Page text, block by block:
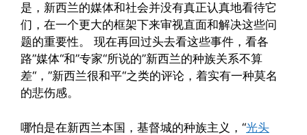
是，新西兰的媒体和社会并没有真正认真地看待它
们，在一个更大的框架下来审视直面和解决这些问
题的重要性。 现在再回过头去看这些事件，看各
路”媒体“和”专家“所说的”新西兰的种族关系不算
差“，”新西兰很和平“之类的评论，着实有一种莫名
的悲伤感。
哪怕是在新西兰本国，基督城的种族主义，“光头